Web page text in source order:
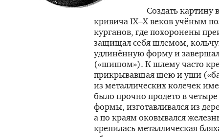
Создать картину
кривичаIX–Xвеков учёным
курганов, где похоронены
защищал себя шлемом,
удлинённую форму и
(«шишом»). К шлему часто
прикрывавшая шею и уши
из металлических колечек
было прочно продето в
формы, изготавливался из
а по краям оковывался
крепилась металлическая